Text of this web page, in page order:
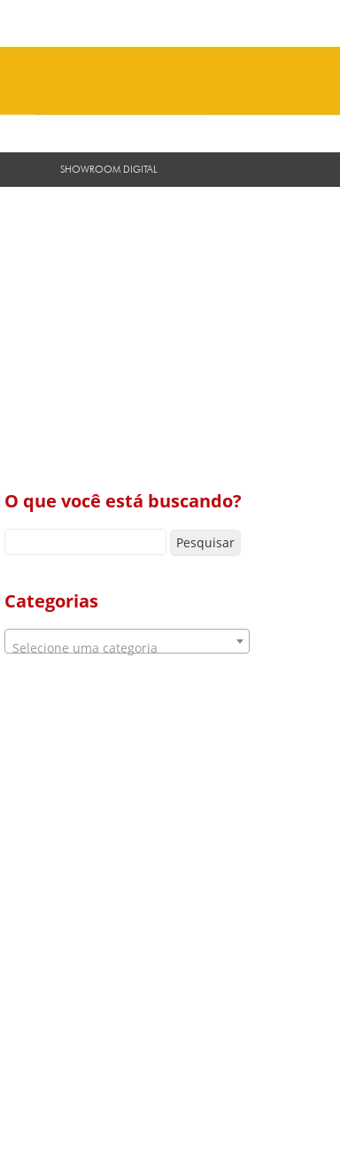
SHOWROOM DIGITAL
O que você está buscando?
Categorias
Selecione uma categoria